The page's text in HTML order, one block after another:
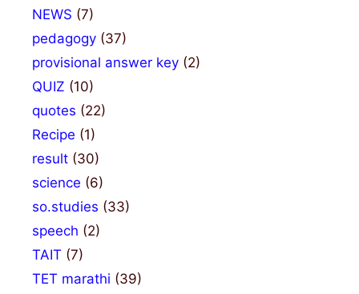
NEWS (7)
pedagogy (37)
provisional answer key (2)
QUIZ (10)
quotes (22)
Recipe (1)
result (30)
science (6)
so.studies (33)
speech (2)
TAIT (7)
TET marathi (39)